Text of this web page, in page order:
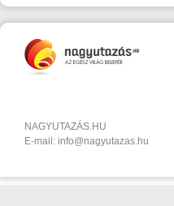
NAGYUTAZÁS.HU
E-mail: info@nagyutazas.hu